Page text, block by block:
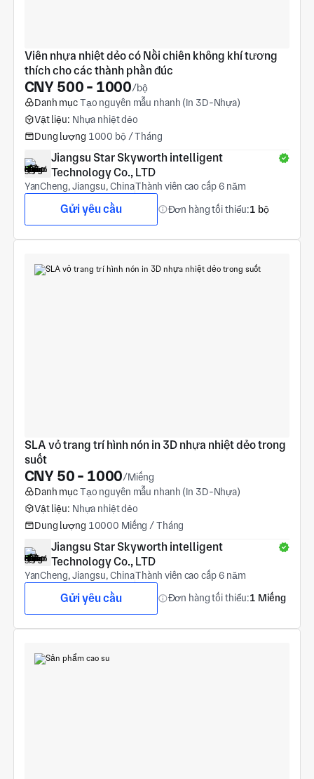
Viên nhựa nhiệt dẻo có Nồi chiên không khí tương
thích cho các thành phần đúc
CNY 500 - 1000/bộ
Danh mụcTạo nguyên mẫu nhanh (In 3D-Nhựa)
Vật liệu: Nhựa nhiệt dẻo
Dung lượng 1000 bộ / Tháng
Jiangsu Star Skyworth intelligent
Technology Co., LTD
YanCheng, Jiangsu, ChinaThành viên cao cấp 6 năm
Gửi yêu cầu Đơn hàng tối thiểu:1 bộ
SLA vỏ trang trí hình nón in 3D nhựa nhiệt dẻo trong
suốt
CNY 50 - 1000/Miếng
Danh mụcTạo nguyên mẫu nhanh (In 3D-Nhựa)
Vật liệu: Nhựa nhiệt dẻo
Dung lượng 10000 Miếng / Tháng
Jiangsu Star Skyworth intelligent
Technology Co., LTD
YanCheng, Jiangsu, ChinaThành viên cao cấp 6 năm
Gửi yêu cầu Đơn hàng tối thiểu:1 Miếng